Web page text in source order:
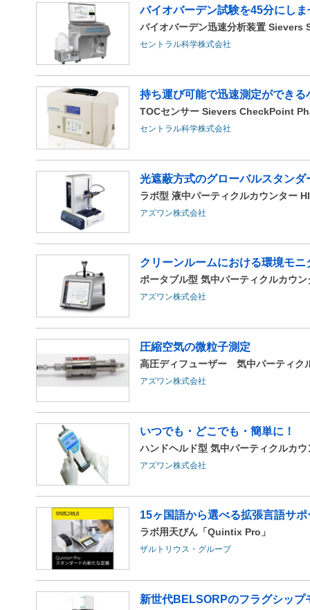
バイオバーデン試験を45分にしま
バイオバーデン迅速分析装置 Sievers
セントラル科学株式会社
持ち運び可能で迅速測定ができ
TOCセンサー Sievers CheckPoint
セントラル科学株式会社
光遮蔽方式のグローバルスタン
ラボ型 液中パーティクルカウンター
アズワン株式会社
クリーンルームにおける環境モ
ポータブル型 気中パーティクルカウ
アズワン株式会社
圧縮空気の微粒子測定
高圧ディフューザー 気中パーティク
アズワン株式会社
いつでも・どこでも・簡単に！
ハンドヘルド型 気中パーティクルカ
アズワン株式会社
15ヶ国語から選べる拡張言語サ
ラボ用天びん「Quintix Pro」
ザルトリウス・グループ
新世代BELSORPのフラグシップ